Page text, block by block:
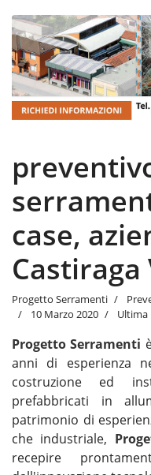
case,
Progetto Serramenti
10 Marzo 2020
Ultima
Progetto Serramenti
anni di esperienza
costruzione ed
prefabbricati in
patrimonio di
che industriale,
recepire